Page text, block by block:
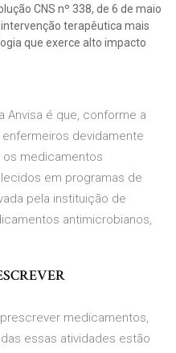
CNS nº 338, de 6 de maio
terapêutica mais
que exerce alto impacto
Anvisa é que, conforme a
enfermeiros devidamente
medicamentos
em programas de
pela instituição de
antimicrobianos,
medicamentos,
essas atividades estão